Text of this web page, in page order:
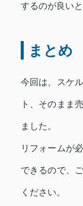
するのが良い
まとめ
今回は、スケ
ト、そのまま
ました。
リフォームが
できるので、
ください。